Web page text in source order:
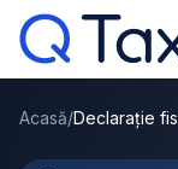
Acasă/Declarație